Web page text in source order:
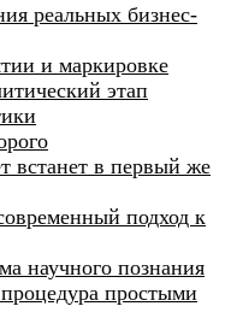
реальных бизнес-
и маркировке
этап
встанет в первый же
подход к
научного познания
простыми